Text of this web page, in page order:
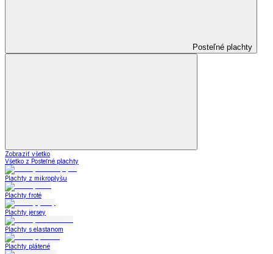
Posteľné plachty
Zobraziť všetko
Všetko z Posteľné plachty
Plachty z mikroplyšu
Plachty froté
Plachty jersey
Plachty s elastanom
Plachty plátené